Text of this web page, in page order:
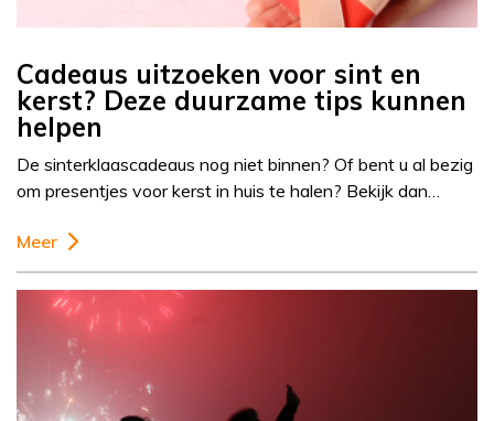
Cadeaus uitzoeken voor sint en
kerst? Deze duurzame tips kunnen
helpen
De sinterklaascadeaus nog niet binnen? Of bent u al bezig
om presentjes voor kerst in huis te halen? Bekijk dan…
Meer